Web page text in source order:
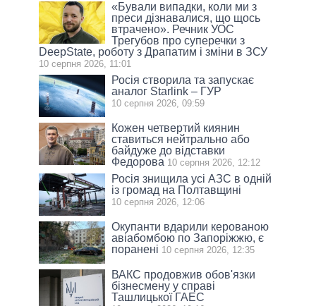
«Бували випадки, коли ми з
преси дізнавалися, що щось
втрачено». Речник УОС
Трегубов про cуперечки з
DeepState, роботу з Драпатим і зміни в ЗСУ
10 серпня 2026, 11:01
Росія створила та запускає
аналог Starlink – ГУР
10 серпня 2026, 09:59
Кожен четвертий киянин
ставиться нейтрально або
байдуже до відставки
Федорова 10 серпня 2026, 12:12
Росія знищила усі АЗС в одній
із громад на Полтавщині
10 серпня 2026, 12:06
Окупанти вдарили керованою
авіабомбою по Запоріжжю, є
поранені 10 серпня 2026, 12:35
ВАКС продовжив обов'язки
бізнесмену у справі
Ташлицької ГАЕС